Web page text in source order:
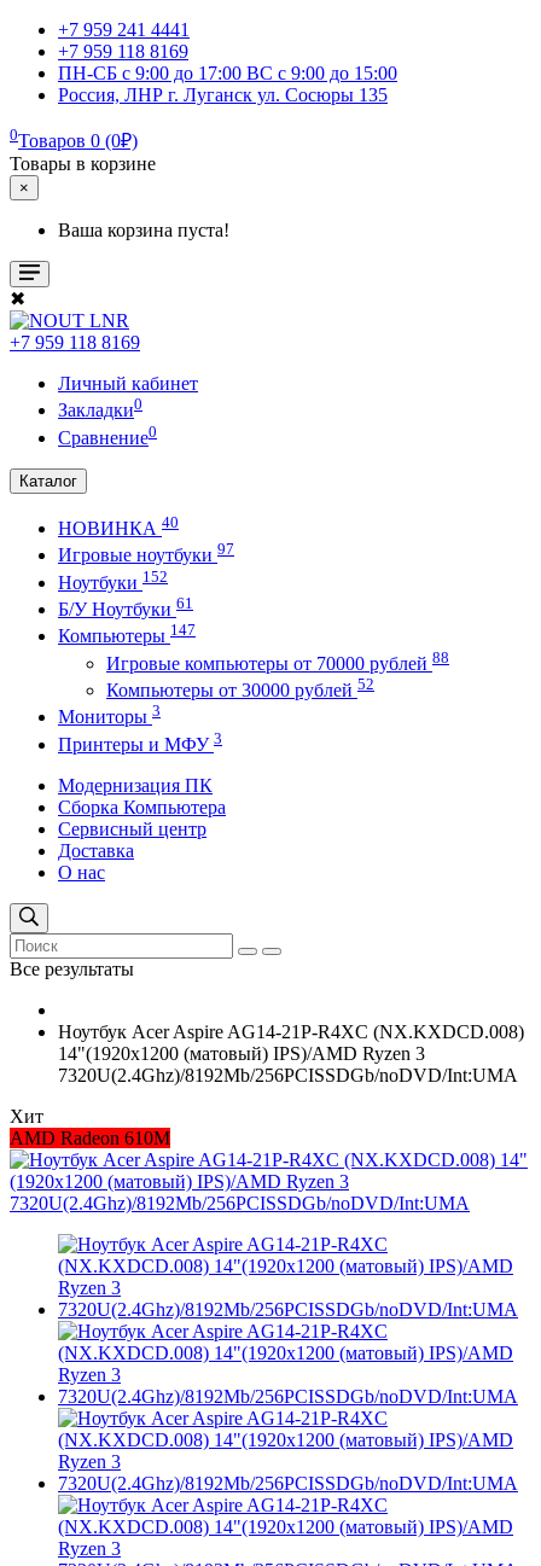
+7 959 241 4441
+7 959 118 8169
ПН-СБ с 9:00 до 17:00 ВС с 9:00 до 15:00
Россия, ЛНР г. Луганск ул. Сосюры 135
0Товаров 0 (0₽)
Товары в корзине
×
Ваша корзина пуста!
✖
+7 959 118 8169
Личный кабинет
Закладки0
Сравнение0
Каталог
НОВИНКА 40
Игровые ноутбуки 97
Ноутбуки 152
Б/У Ноутбуки 61
Компьютеры 147
Игровые компьютеры от 70000 рублей 88
Компьютеры от 30000 рублей 52
Мониторы 3
Принтеры и МФУ 3
Модернизация ПК
Сборка Компьютера
Сервисный центр
Доставка
О нас
Все результаты
Ноутбук Acer Aspire AG14-21P-R4XC (NX.KXDCD.008)
14"(1920x1200 (матовый) IPS)/AMD Ryzen 3
7320U(2.4Ghz)/8192Mb/256PCISSDGb/noDVD/Int:UMA
Хит
AMD Radeon 610M